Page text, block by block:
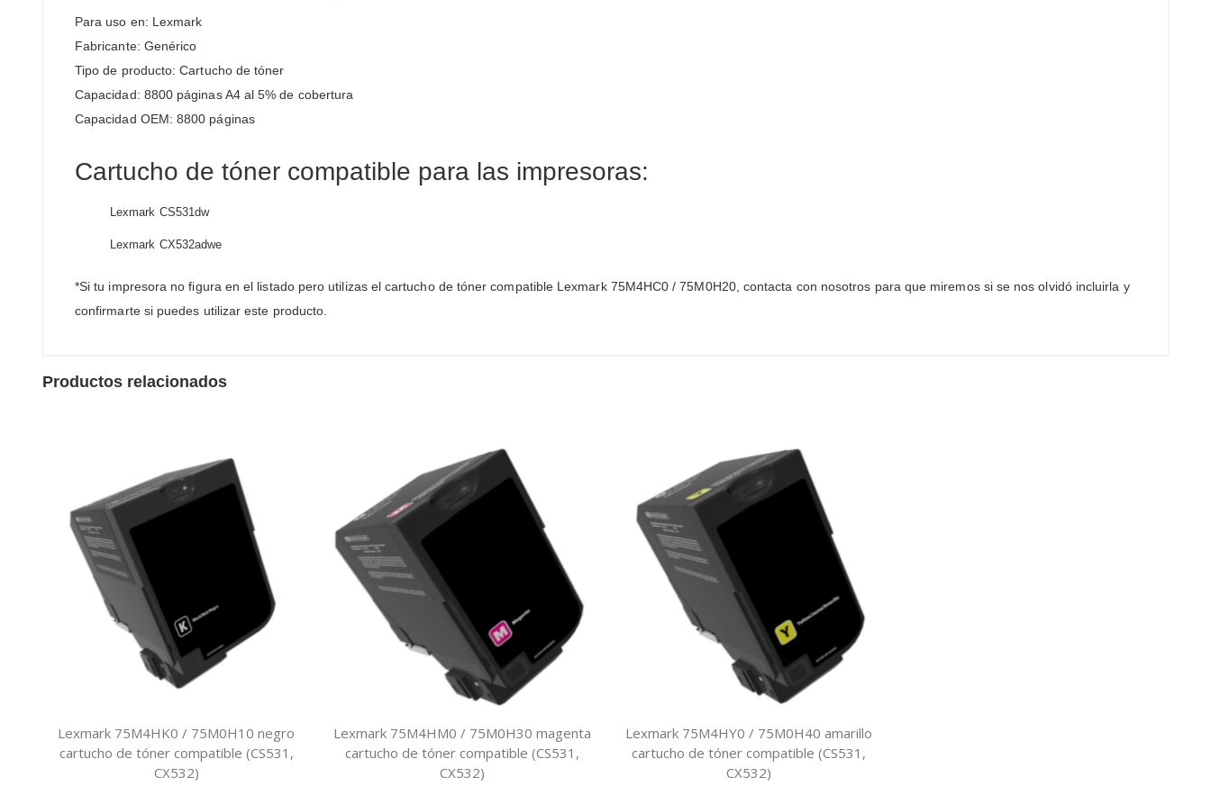
imágenesPara uso en: Lexmark
Fabricante: Genérico
Tipo de producto: Cartucho de tóner
Capacidad: 8800 páginas A4 al 5% de cobertura
Capacidad OEM: 8800 páginas
Cartucho de tóner compatible para las impresoras:
Lexmark CS531dw
Lexmark CX532adwe
*Si tu impresora no figura en el listado pero utilizas el cartucho de tóner compatible Lexmark 75M4HC0 / 75M0H20, contacta con nosotros para que miremos si se nos olvidó incluirla y
confirmarte si puedes utilizar este producto.
Productos relacionados
Lexmark 75M4HK0 / 75M0H10 negro
cartucho de tóner compatible (CS531,
CX532)
Lexmark 75M4HM0 / 75M0H30 magenta
cartucho de tóner compatible (CS531,
CX532)
Lexmark 75M4HY0 / 75M0H40 amarillo
cartucho de tóner compatible (CS531,
CX532)